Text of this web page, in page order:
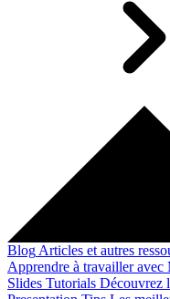
Blog Articles et autres
Apprendre à travailler
Slides Tutorials Découvrez